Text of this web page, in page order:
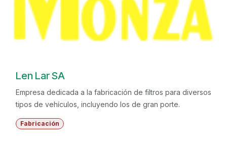
Len Lar SA
Empresa dedicada a la fabricación de filtros para diversos
tipos de vehículos, incluyendo los de gran porte.
Fabricación